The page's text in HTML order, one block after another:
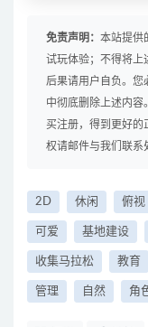
免责声明： 本站提供
试玩体验；不得将上
后果请用户自负。您
中彻底删除上述内容
买注册，得到更好的
权请邮件与我们联系
2D 休闲 俯视
可爱 基地建设
收集马拉松 教育
管理 自然 角